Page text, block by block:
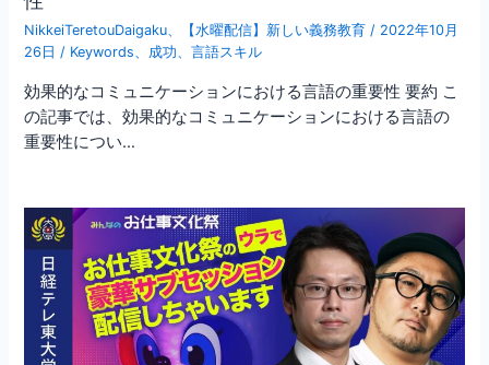
NikkeiTeretouDaigaku、 【水曜配信】新しい義務教育 / 2022年10月
26日 / Keywords、 成功、言語スキル
効果的なコミュニケーションにおける言語の重要性 要約 こ
の記事では、効果的なコミュニケーションにおける言語の
重要性につい…